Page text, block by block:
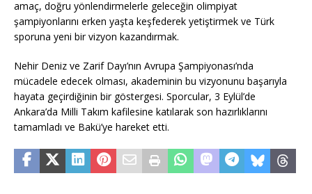
amaç, doğru yönlendirmelerle geleceğin olimpiyat
şampiyonlarını erken yaşta keşfederek yetiştirmek ve Türk
sporuna yeni bir vizyon kazandırmak.
Nehir Deniz ve Zarif Dayı’nın Avrupa Şampiyonası’nda
mücadele edecek olması, akademinin bu vizyonunu başarıyla
hayata geçirdiğinin bir göstergesi. Sporcular, 3 Eylül’de
Ankara’da Milli Takım kafilesine katılarak son hazırlıklarını
tamamladı ve Bakü’ye hareket etti.